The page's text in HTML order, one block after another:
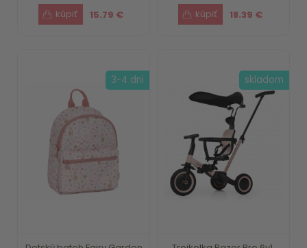
15.79 € 18.39 €
3-4 dni skladom